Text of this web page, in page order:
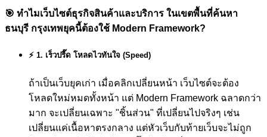
🎯 ทำไมเว็บไซต์ธุรกิจสินค้าและบริการ ในเขตพื้นที่ค้นหา
ธนบุรี กรุงเทพยุคนี้ต้องใช้ Modern Framework?
⚡ 1. เร็วปรี๊ด โหลดไวทันใจ (Speed)
ถ้าเป็นเว็บยุคเก่า เมื่อคลิกเปลี่ยนหน้า เว็บไซต์จะต้อง
โหลดใหม่หมดทั้งหน้า แต่ Modern Framework ฉลาดกว่า
มาก จะเปลี่ยนเฉพาะ "ชิ้นส่วน" ที่เปลี่ยนไปจริงๆ เช่น
เปลี่ยนแค่เนื้อหาตรงกลาง แต่หัวเว็บกับท้ายเว็บจะไม่ถูก